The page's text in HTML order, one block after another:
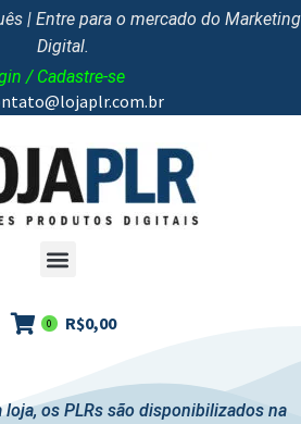
| Entre para o mercado do Marketing
Digital.
/ Cadastre-se
R$0,00
0
os PLRs são disponibilizados na